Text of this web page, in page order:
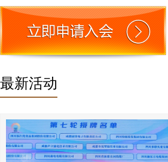
最新活动